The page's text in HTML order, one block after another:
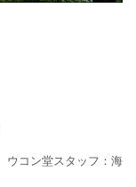
ウコン堂スタッフ：海